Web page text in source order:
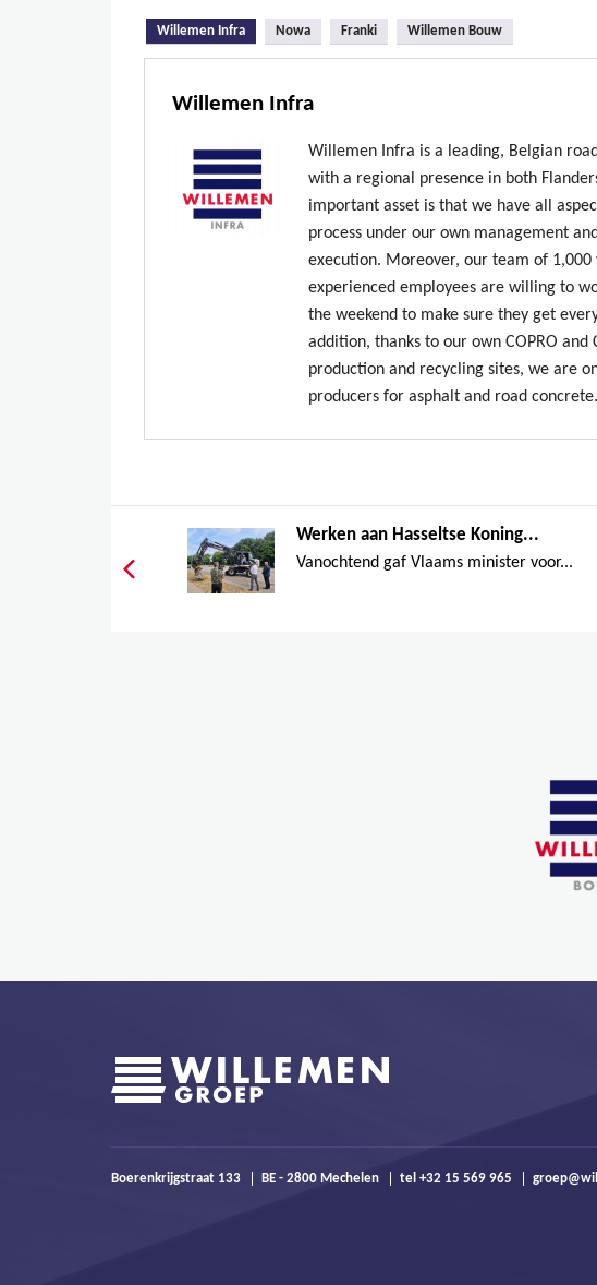
Willemen Infra (active tab)
Nowa Franki Willemen Bouw
Willemen Infra
Willemen Infra is a leading, Belgian
with a regional presence in both
important asset is that we have all
process under our own management
execution. Moreover, our team of
experienced employees are willing to
the weekend to make sure they get
addition, thanks to our own COPRO and
production and recycling sites, we are
producers for asphalt and road concrete.
Werken aan Hasseltse Koning...
Vanochtend gaf Vlaams minister voor...
Boerenkrijgstraat 133 BE - 2800 Mechelen tel +32 15 569 965